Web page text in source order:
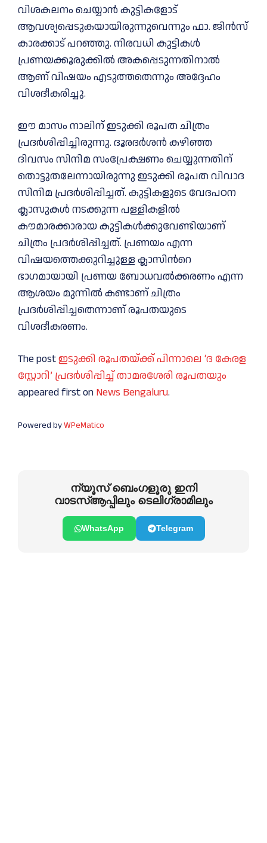
വിശകലനം ചെയ്യാന്‍ കുട്ടികളോട്
ആവശ്യപ്പെടുകയായിരുന്നുവെന്നും ഫാ. ജിന്‍സ്
കാരക്കാട് പറഞ്ഞു. നിരവധി കുട്ടികള്‍
പ്രണയക്കൂരുക്കില്‍ അകപ്പെടുന്നതിനാല്‍
ആണ് വിഷയം എടുത്തതെന്നും അദ്ദേഹം
വിശദീകരിച്ചു.
ഈ മാസം നാലിന് ഇടുക്കി രൂപത ചിത്രം
പ്രദര്‍ശിപ്പിച്ചിരുന്നു. ദൂരദര്‍ശന്‍ കഴിഞ്ഞ
ദിവസം സിനിമ സംപ്രേക്ഷണം ചെയ്യുന്നതിന്
തൊട്ടുതലേന്നായിരുന്നു ഇടുക്കി രൂപത വിവാദ
സിനിമ പ്രദര്‍ശിപ്പിച്ചത്. കുട്ടികളുടെ വേദപഠന
ക്ലാസുകള്‍ നടക്കുന്ന പള്ളികളില്‍
കൗമാരക്കാരായ കുട്ടികള്‍ക്കുവേണ്ടിയാണ്
ചിത്രം പ്രദര്‍ശിപ്പിച്ചത്. പ്രണയം എന്ന
വിഷയത്തെക്കുറിച്ചുള്ള ക്ലാസിന്‍റെ
ഭാഗമായായി പ്രണയ ബോധവല്‍ക്കരണം എന്ന
ആശയം മുന്നില്‍ കണ്ടാണ് ചിത്രം
പ്രദർശിപ്പിച്ചതെന്നാണ് രൂപതയുടെ
വിശദീകരണം.
The postഇടുക്കി രൂപതയ്ക്ക് പിന്നാലെ ‘ദ കേരള
സ്റ്റോറി’ പ്രദര്‍ശിപ്പിച്ച് താമരശേരി രൂപതയും
appeared first on News Bengaluru.
Powered byWPeMatico
ന്യൂസ് ബെംഗളൂരു ഇനി
വാടസ്ആപ്പിലും ടെലിഗ്രാമിലും
WhatsApp Telegram